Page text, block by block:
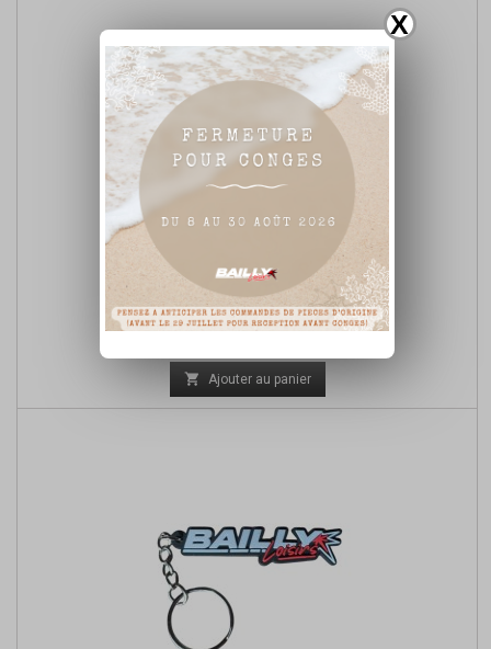
X
AMPOULE DE VOYANT 12V 1.2 W
 Ajouter au panier